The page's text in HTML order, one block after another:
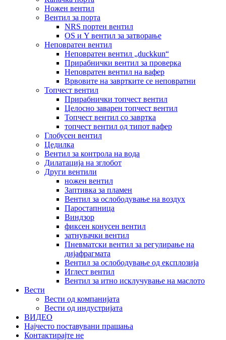
Ножен вентил
Вентил за порта
NRS портен вентил
OS и Y вентил за затворање
Неповратен вентил
Неповратен вентил „duckkun“
Прирабнички вентил за проверка
Неповратен вентил на вафер
Врвовите на завртките се неповратни
Топчест вентил
Прирабнички топчест вентил
Целосно заварен топчест вентил
Топчест вентил со завртка
топчест вентил од типот вафер
Глобусен вентил
Цедилка
Вентил за контрола на вода
Дилатација на зглобот
Други вентили
ножен вентил
Заптивка за пламен
Вентил за ослободување на воздух
Паростапница
Виндзор
фиксен конусен вентил
затнувачки вентил
Пневматски вентил за регулирање на
дијафрагмата
Вентил за ослободување од експлозија
Иглест вентил
Вентил за итно исклучување на маслото
Вести
Вести од компанијата
Вести од индустријата
ВИДЕО
Најчесто поставувани прашања
Контактирајте не